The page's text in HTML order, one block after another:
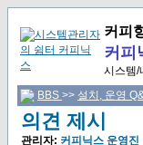
커피
커피
시스템/
BBS >> 설치, 운영
의견 제시
관리자: 커피닉스 운영진